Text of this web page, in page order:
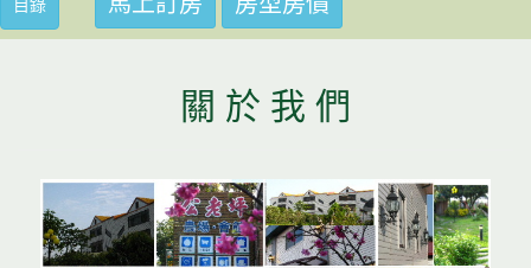
目錄馬上訂房
關 於 我 們